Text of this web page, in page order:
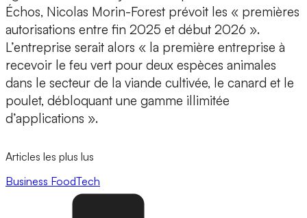
Échos, Nicolas Morin-Forest prévoit les « premières
autorisations entre fin 2025 et début 2026 ».
L’entreprise serait alors « la première entreprise à
recevoir le feu vert pour deux espèces animales
dans le secteur de la viande cultivée, le canard et le
poulet, débloquant une gamme illimitée
d’applications ».
Articles les plus lus
Business FoodTech